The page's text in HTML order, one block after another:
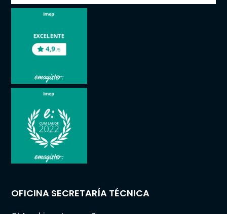
OFICINA SECRETARÍA TÉCNICA